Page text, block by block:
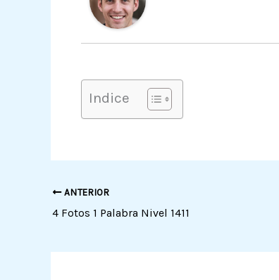
Indice
ANTERIOR
4 Fotos 1 Palabra Nivel 1411